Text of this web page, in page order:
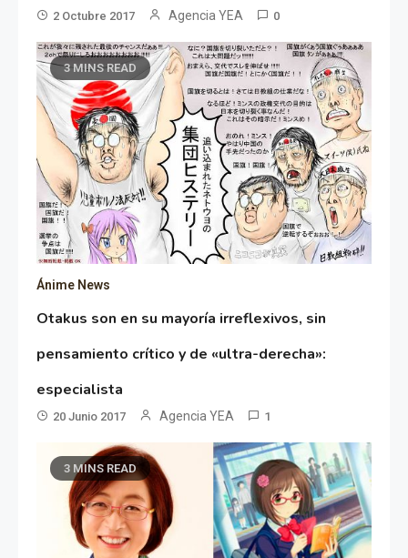
2 Octubre 2017 Agencia YEA 0
3 MINS READ
Ánime News
Otakus son en su mayoría irreflexivos, sin
pensamiento crítico y de «ultra-derecha»:
especialista
20 Junio 2017 Agencia YEA 1
3 MINS READ